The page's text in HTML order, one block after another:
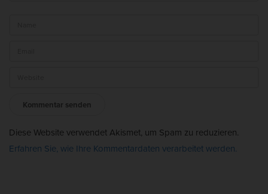
Diese Website verwendet Akismet, um Spam zu reduzieren.
Erfahren Sie, wie Ihre Kommentardaten verarbeitet werden.